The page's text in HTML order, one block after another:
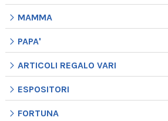
MAMMA
PAPA'
ARTICOLI REGALO VARI
ESPOSITORI
FORTUNA